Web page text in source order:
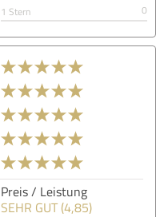
1 Stern
0
Preis / Leistung
SEHR GUT (4,85)